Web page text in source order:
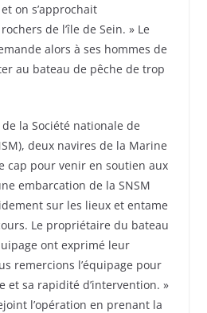
on s’approchait
de l’île de Sein. » Le
alors à ses hommes de
au bateau de pêche de trop
la Société nationale de
deux navires de la Marine
cap pour venir en soutien aux
embarcation de la SNSM
sur les lieux et entame
Le propriétaire du bateau
ont exprimé leur
remercions l’équipage pour
et sa rapidité d’intervention. »
l’opération en prenant la